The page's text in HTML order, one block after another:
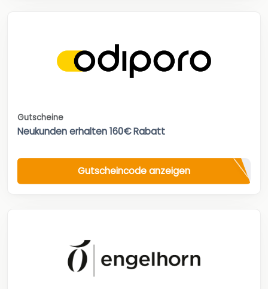
Gutscheine
Neukunden erhalten 160€ Rabatt
Gutscheincode anzeigen